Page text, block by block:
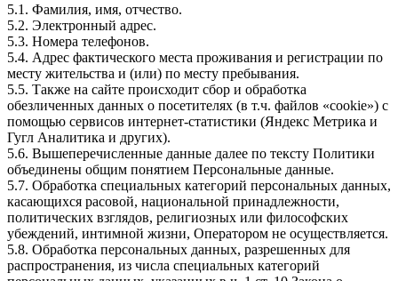
5.1. Фамилия, имя, отчество.
5.2. Электронный адрес.
5.3. Номера телефонов.
5.4. Адрес фактического места проживания и регистрации по
месту жительства и (или) по месту пребывания.
5.5. Также на сайте происходит сбор и обработка
обезличенных данных о посетителях (в т.ч. файлов «cookie») с
помощью сервисов интернет-статистики (Яндекс Метрика и
Гугл Аналитика и других).
5.6. Вышеперечисленные данные далее по тексту Политики
объединены общим понятием Персональные данные.
5.7. Обработка специальных категорий персональных данных,
касающихся расовой, национальной принадлежности,
политических взглядов, религиозных или философских
убеждений, интимной жизни, Оператором не осуществляется.
5.8. Обработка персональных данных, разрешенных для
распространения, из числа специальных категорий